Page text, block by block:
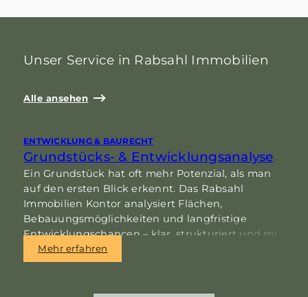
Unser Service in Rabsahl Immobilien
Alle ansehen
ENTWICKLUNG & BAURECHT
Grundstücks- & Entwicklungsanalyse
Ein Grundstück hat oft mehr Potenzial, als man
auf den ersten Blick erkennt. Das Rabsahl
Immobilien Kontor analysiert Flächen,
Bebauungsmöglichkeiten und langfristige
Entwicklungschancen – klar, strukturiert und mit
einem feinen Gespür für regionale
Besonderheiten in Norddeutschland.
Mehr erfahren